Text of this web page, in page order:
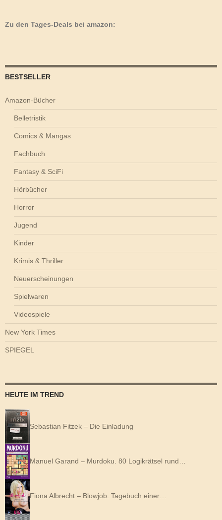
Zu den Tages-Deals bei amazon:
BESTSELLER
Amazon-Bücher
Belletristik
Comics & Mangas
Fachbuch
Fantasy & SciFi
Hörbücher
Horror
Jugend
Kinder
Krimis & Thriller
Neuerscheinungen
Spielwaren
Videospiele
New York Times
SPIEGEL
HEUTE IM TREND
Sebastian Fitzek – Die Einladung
Manuel Garand – Murdoku. 80 Logikrätsel rund…
Fiona Albrecht – Blowjob. Tagebuch einer…